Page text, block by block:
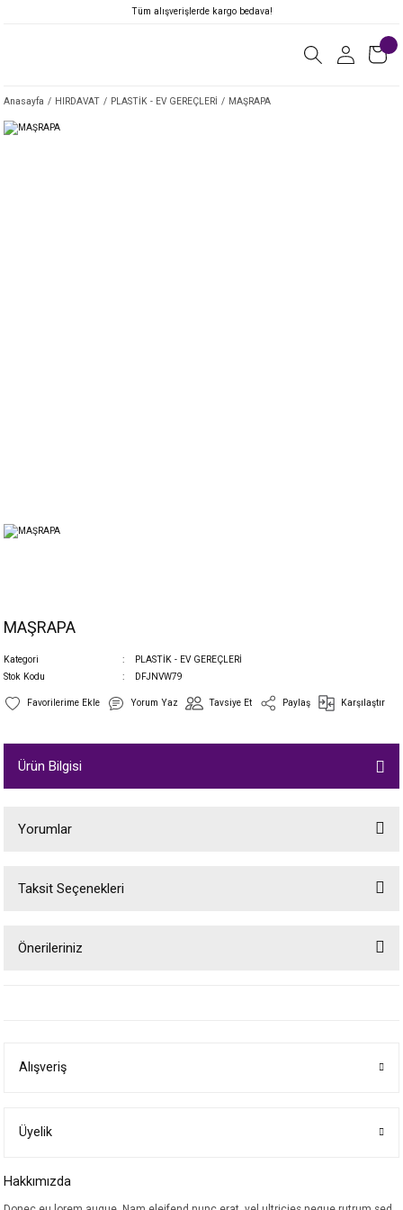
Tüm alışverişlerde kargo bedava!
Anasayfa HIRDAVAT PLASTİK - EV GEREÇLERİ MAŞRAPA
MAŞRAPA
Kategori
PLASTİK - EV GEREÇLERİ
Stok Kodu
DFJNVW79
Yorum Yaz Tavsiye Et Paylaş Karşılaştır
Ürün Bilgisi
Yorumlar
Taksit Seçenekleri
Önerileriniz
Ürün bilgilerinde hatalar bulunuyor.
Bu ürüne benzer farklı alternatifler olmalı.
Alışveriş
Üyelik
Hakkımızda